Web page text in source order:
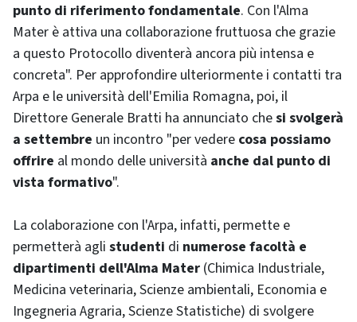
punto di riferimento fondamentale. Con l'Alma
Mater è attiva una collaborazione fruttuosa che grazie
a questo Protocollo diventerà ancora più intensa e
concreta". Per approfondire ulteriormente i contatti tra
Arpa e le università dell'Emilia Romagna, poi, il
Direttore Generale Bratti ha annunciato chesi svolgerà
a settembre un incontro "per vedere cosa possiamo
offrire al mondo delle università anche dal punto di
vista formativo".
La colaborazione con l'Arpa, infatti, permette e
permetterà agli studenti di numerose facoltà e
dipartimenti dell'Alma Mater (Chimica Industriale,
Medicina veterinaria, Scienze ambientali, Economia e
Ingegneria Agraria, Scienze Statistiche) di svolgere